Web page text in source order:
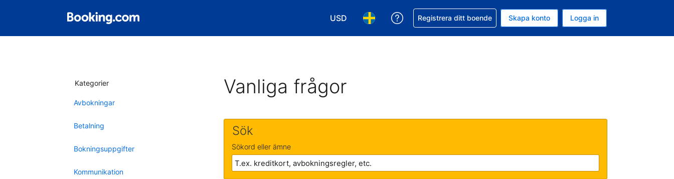
USD
Välj valuta. Din nuvarande valuta är Amerikanska dollar
Välj språk. Ditt nuvarande språk är Svenska
Få hjälp med din bokning
Registrera ditt boende Skapa konto Logga in
Kategorier
Avbokningar
Betalning
Bokningsuppgifter
Kommunikation
Vanliga frågor
Sök
Sökord eller ämne